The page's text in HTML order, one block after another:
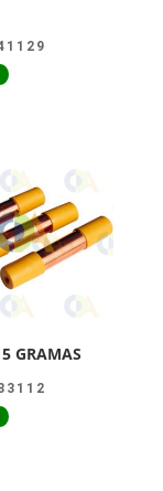
GRAMAS